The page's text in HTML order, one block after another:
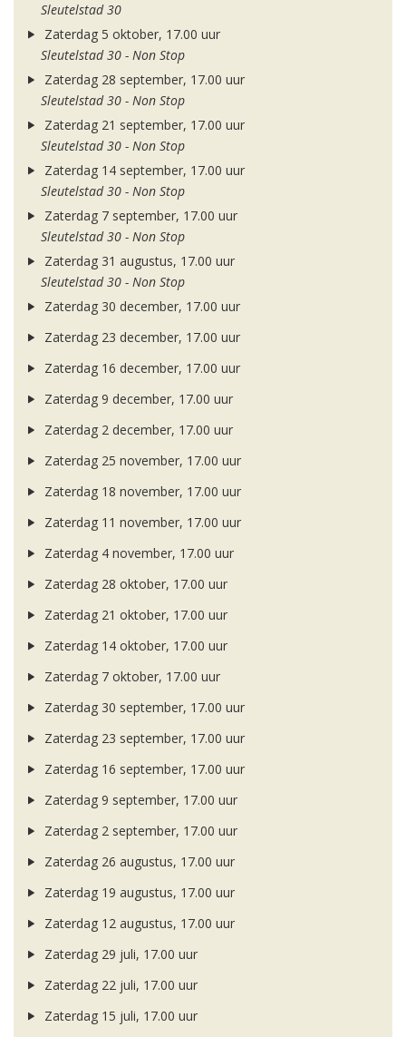
Sleutelstad 30
Zaterdag 5 oktober, 17.00 uur
Sleutelstad 30 - Non Stop
Zaterdag 28 september, 17.00 uur
Sleutelstad 30 - Non Stop
Zaterdag 21 september, 17.00 uur
Sleutelstad 30 - Non Stop
Zaterdag 14 september, 17.00 uur
Sleutelstad 30 - Non Stop
Zaterdag 7 september, 17.00 uur
Sleutelstad 30 - Non Stop
Zaterdag 31 augustus, 17.00 uur
Sleutelstad 30 - Non Stop
Zaterdag 30 december, 17.00 uur
Zaterdag 23 december, 17.00 uur
Zaterdag 16 december, 17.00 uur
Zaterdag 9 december, 17.00 uur
Zaterdag 2 december, 17.00 uur
Zaterdag 25 november, 17.00 uur
Zaterdag 18 november, 17.00 uur
Zaterdag 11 november, 17.00 uur
Zaterdag 4 november, 17.00 uur
Zaterdag 28 oktober, 17.00 uur
Zaterdag 21 oktober, 17.00 uur
Zaterdag 14 oktober, 17.00 uur
Zaterdag 7 oktober, 17.00 uur
Zaterdag 30 september, 17.00 uur
Zaterdag 23 september, 17.00 uur
Zaterdag 16 september, 17.00 uur
Zaterdag 9 september, 17.00 uur
Zaterdag 2 september, 17.00 uur
Zaterdag 26 augustus, 17.00 uur
Zaterdag 19 augustus, 17.00 uur
Zaterdag 12 augustus, 17.00 uur
Zaterdag 29 juli, 17.00 uur
Zaterdag 22 juli, 17.00 uur
Zaterdag 15 juli, 17.00 uur